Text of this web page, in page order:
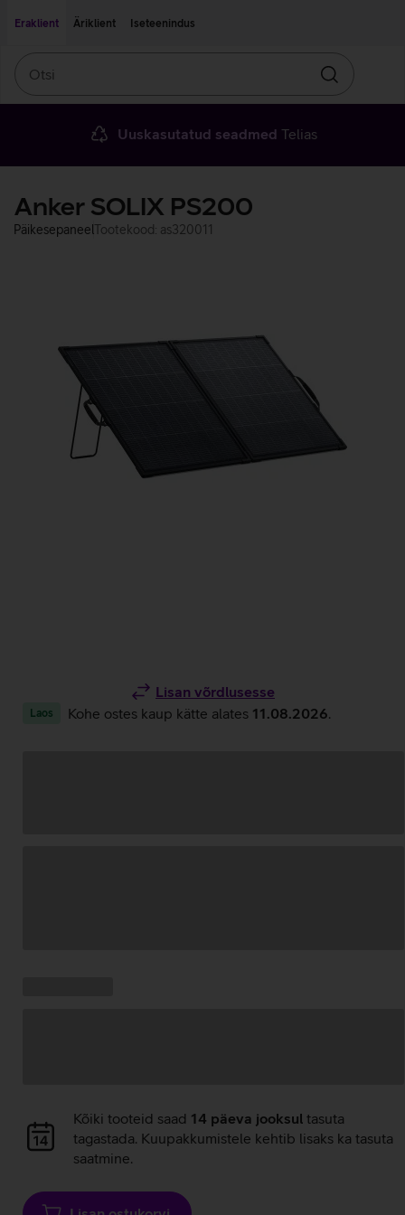
Eraklient
Äriklient Iseteenindus
Otsin
Uuskasutatud seadmed Telias
Anker SOLIX PS200
Päikesepaneel Tootekood: as320011
Lisan võrdlusesse
Laos Kohe ostes kaup kätte alates 11.08.2026
Andmete
laadimine
Kõiki tooteid saad 14 päeva jooksul tasuta
tagastada. Kuupakkumistele kehtib lisaks ka tasuta
saatmine.